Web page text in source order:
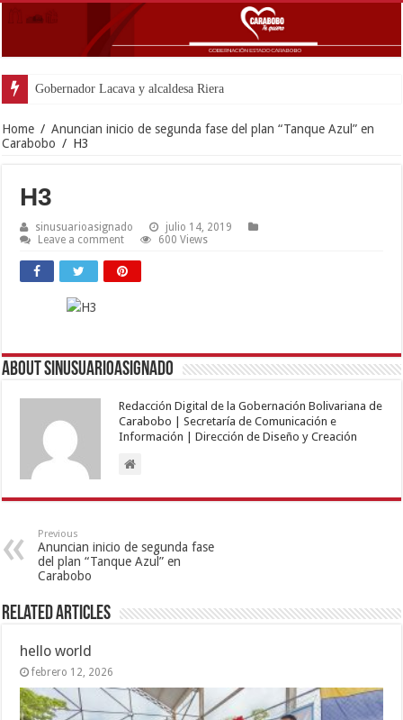
Gobernador Lacava y alcaldesa Riera supervisaron avances de recon
Home / Anuncian inicio de segunda fase del plan “Tanque Azul” en
Carabobo / H3
H3
sinusuarioasignado
julio 14, 2019
Leave a comment
600 Views
About sinusuarioasignado
Redacción Digital de la Gobernación Bolivariana de
Carabobo | Secretaría de Comunicación e
Información | Dirección de Diseño y Creación
Previous
Anuncian inicio de segunda fase
del plan “Tanque Azul” en
Carabobo
Related Articles
hello world
febrero 12, 2026